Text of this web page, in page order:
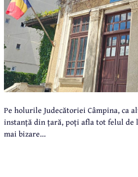
Pe holurile Judecătoriei Câmpina, ca
instanță din țară, poți afla tot felul de
mai bizare...